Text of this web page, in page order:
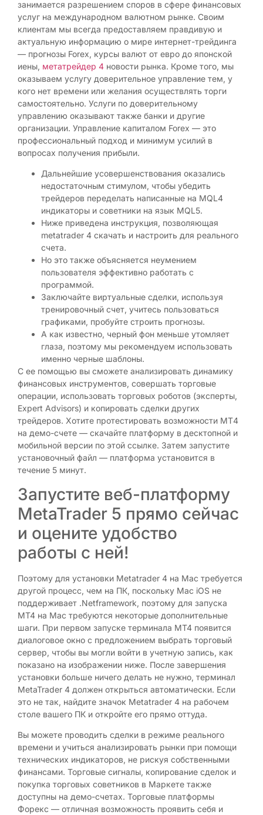
занимается разрешением споров в сфере финансовых
услуг на международном валютном рынке. Своим
клиентам мы всегда предоставляем правдивую и
актуальную информацию о мире интернет-трейдинга
— прогнозы Forex, курсы валют от евро до японской
иены, метатрейдер 4 новости рынка. Кроме того, мы
оказываем услугу доверительное управление тем, у
кого нет времени или желания осуществлять торги
самостоятельно. Услуги по доверительному
управлению оказывают также банки и другие
организации. Управление капиталом Forex — это
профессиональный подход и минимум усилий в
вопросах получения прибыли.
Дальнейшие усовершенствования оказались
недостаточным стимулом, чтобы убедить
трейдеров переделать написанные на MQL4
индикаторы и советники на язык MQL5.
Ниже приведена инструкция, позволяющая
metatrader 4 скачать и настроить для реального
счета.
Но это также объясняется неумением
пользователя эффективно работать с
программой.
Заключайте виртуальные сделки, используя
тренировочный счет, учитесь пользоваться
графиками, пробуйте строить прогнозы.
А как известно, черный фон меньше утомляет
глаза, поэтому мы рекомендуем использовать
именно черные шаблоны.
С ее помощью вы сможете анализировать динамику
финансовых инструментов, совершать торговые
операции, использовать торговых роботов (эксперты,
Expert Advisors) и копировать сделки других
трейдеров. Хотите протестировать возможности МТ4
на демо-счете — скачайте платформу в десктопной и
мобильной версии по этой ссылке. Затем запустите
установочный файл — платформа установится в
течение 5 минут.
Запустите веб-платформу
MetaTrader 5 прямо сейчас
и оцените удобство
работы с ней!
Поэтому для установки Metatrader 4 на Mac требуется
другой процесс, чем на ПК, поскольку Mac iOS не
поддерживает .Netframework, поэтому для запуска
MT4 на Mac требуются некоторые дополнительные
шаги. При первом запуске терминала MT4 появится
диалоговое окно с предложением выбрать торговый
сервер, чтобы вы могли войти в учетную запись, как
показано на изображении ниже. После завершения
установки больше ничего делать не нужно, терминал
MetaTrader 4 должен открыться автоматически. Если
это не так, найдите значок Metatrader 4 на рабочем
столе вашего ПК и откройте его прямо оттуда.
Вы можете проводить сделки в режиме реального
времени и учиться анализировать рынки при помощи
технических индикаторов, не рискуя собственными
финансами. Торговые сигналы, копирование сделок и
покупка торговых советников в Маркете также
доступны на демо-счетах. Торговые платформы
Форекс — отличная возможность проявить себя и